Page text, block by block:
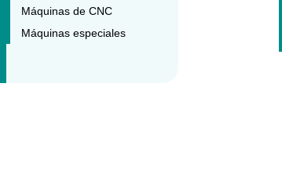
Máquinas de CNC
Máquinas especiales